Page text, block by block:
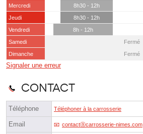
Mercredi
8h30 - 12h
Jeudi
8h30 - 12h
Vendredi
8h - 12h
Samedi
Fermé
Dimanche
Fermé
Signaler une erreur
Contact
Téléphone Téléphoner à la carrosserie
Email contactⓐcarrosserie-nimes.com